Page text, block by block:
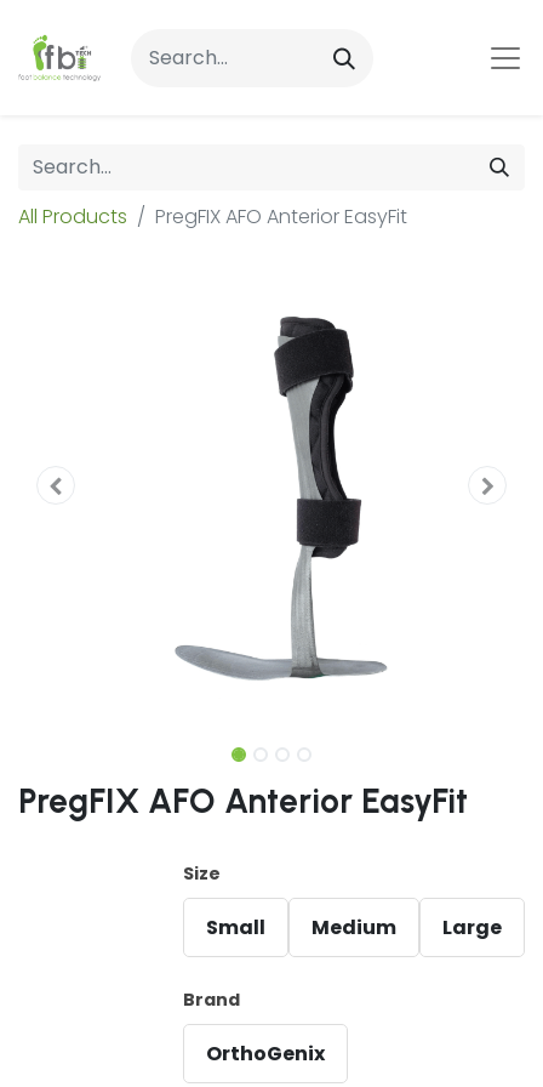
All Products PregFIX AFO Anterior EasyFit
PregFIX AFO Anterior EasyFit
Size
Small Medium Large
Brand
OrthoGenix